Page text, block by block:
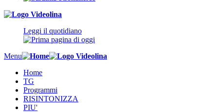
Leggi il quotidiano
Menu
Home
TG
Programmi
RISINTONIZZA
PIU'